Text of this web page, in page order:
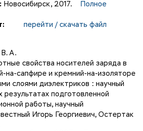
Новосибирск, 2017.
Полное
перейти / скачать файл
А.
свойства носителей заряда в
на-сапфире и кремний-на-изоляторе
слоями диэлектриков : научный
результатах подготовленной
работы, научный
Игорь Георгиевич, Остертак